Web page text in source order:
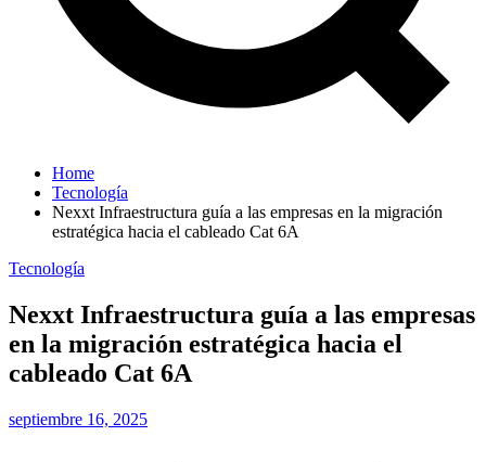
Home
Tecnología
Nexxt Infraestructura guía a las empresas en la migración
estratégica hacia el cableado Cat 6A
Tecnología
Nexxt Infraestructura guía a las empresas
en la migración estratégica hacia el
cableado Cat 6A
septiembre 16, 2025